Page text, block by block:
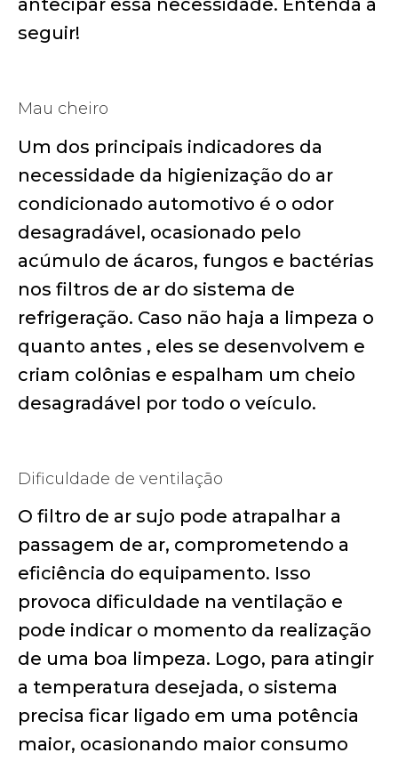
antecipar essa necessidade. Entenda a
seguir!
Mau cheiro
Um dos principais indicadores da
necessidade da higienização do ar
condicionado automotivo é o odor
desagradável, ocasionado pelo
acúmulo de ácaros, fungos e bactérias
nos filtros de ar do sistema de
refrigeração. Caso não haja a limpeza o
quanto antes , eles se desenvolvem e
criam colônias e espalham um cheio
desagradável por todo o veículo.
Dificuldade de ventilação
O filtro de ar sujo pode atrapalhar a
passagem de ar, comprometendo a
eficiência do equipamento. Isso
provoca dificuldade na ventilação e
pode indicar o momento da realização
de uma boa limpeza. Logo, para atingir
a temperatura desejada, o sistema
precisa ficar ligado em uma potência
maior, ocasionando maior consumo